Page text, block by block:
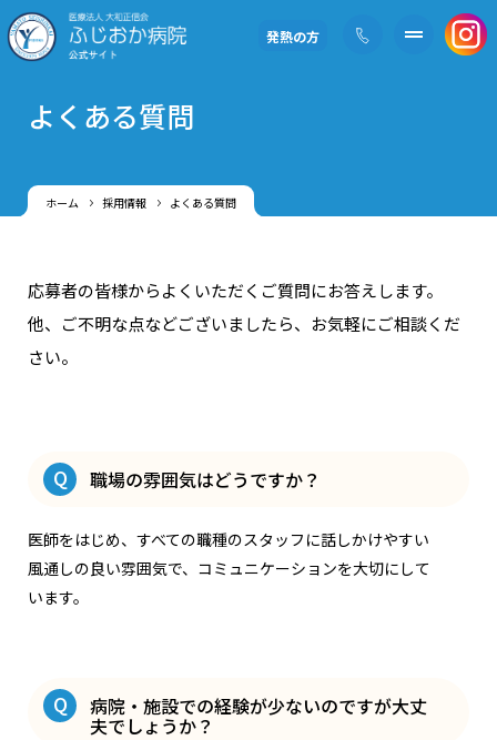
発熱の方
よくある質問
ホーム 採用情報 よくある質問
応募者の皆様からよくいただくご質問にお答えします。
他、ご不明な点などございましたら、お気軽にご相談くだ
さい。
Q 職場の雰囲気はどうですか？
医師をはじめ、すべての職種のスタッフに話しかけやすい
風通しの良い雰囲気で、コミュニケーションを大切にして
います。
Q 病院・施設での経験が少ないのですが大丈
夫でしょうか？